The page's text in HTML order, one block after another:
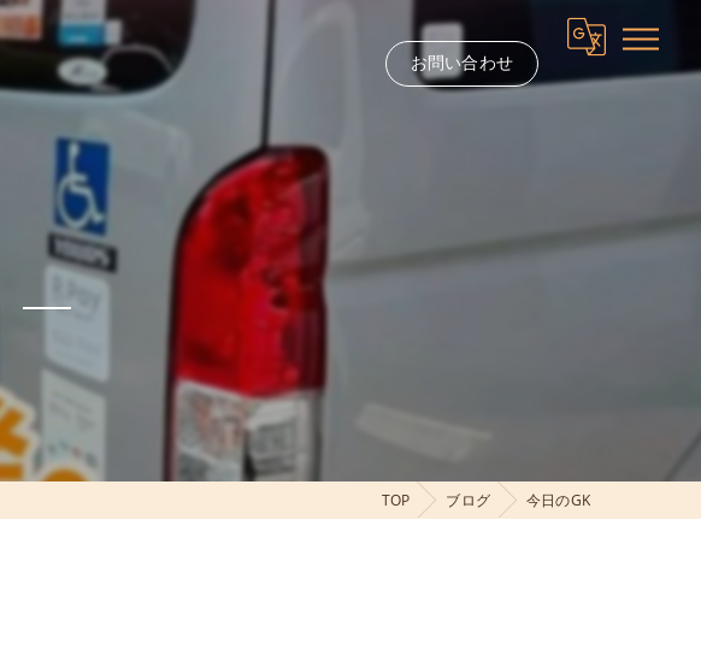
お問い合わせ
TOP ブログ 今日のGK